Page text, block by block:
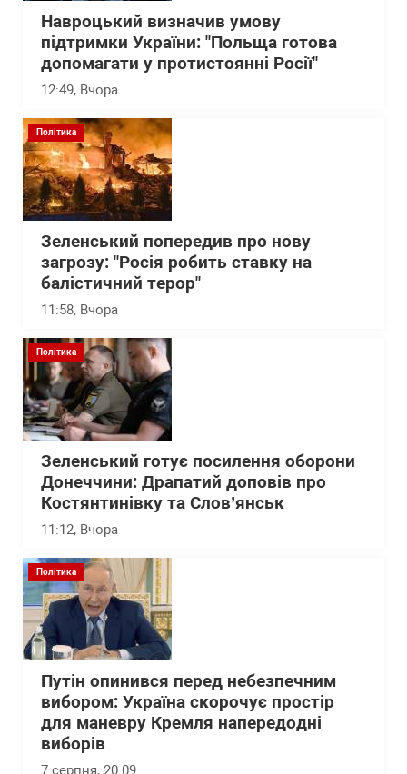
Навроцький визначив умову
підтримки України: "Польща готова
допомагати у протистоянні Росії"
12:49, Вчора
Політика
Зеленський попередив про нову
загрозу: "Росія робить ставку на
балістичний терор"
11:58, Вчора
Політика
Зеленський готує посилення оборони
Донеччини: Драпатий доповів про
Костянтинівку та Слов’янськ
11:12, Вчора
Політика
Путін опинився перед небезпечним
вибором: Україна скорочує простір
для маневру Кремля напередодні
виборів
7 серпня, 20:09